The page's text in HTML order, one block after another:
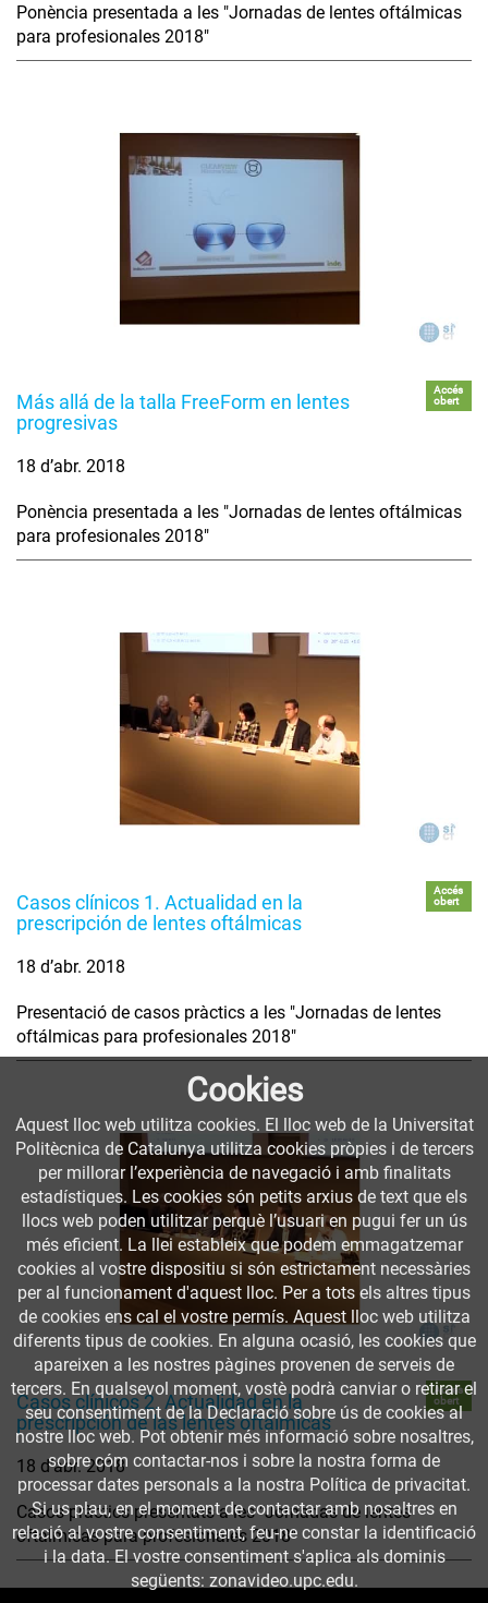
Ponència presentada a les "Jornadas de lentes oftálmicas
para profesionales 2018"
Más allá de la talla FreeForm en lentes
progresivas
Accés
obert
18 d’abr. 2018
Ponència presentada a les "Jornadas de lentes oftálmicas
para profesionales 2018"
Casos clínicos 1. Actualidad en la
prescripción de lentes oftálmicas
Accés
obert
18 d’abr. 2018
Presentació de casos pràctics a les "Jornadas de lentes
oftálmicas para profesionales 2018"
Casos clínicos 2. Actualidad en la
prescripción de las lentes oftálmicas
Accés
obert
18 d’abr. 2018
Casos pràctics presentats a les "Jornadas de lentes
oftálmicas para profesionales 2018"
Cookies
Aquest lloc web utilitza cookies. El lloc web de la Universitat
Politècnica de Catalunya utilitza cookies pròpies i de tercers
per millorar l’experiència de navegació i amb finalitats
estadístiques. Les cookies són petits arxius de text que els
llocs web poden utilitzar perquè l’usuari en pugui fer un ús
més eficient. La llei estableix que podem emmagatzemar
cookies al vostre dispositiu si són estrictament necessàries
per al funcionament d'aquest lloc. Per a tots els altres tipus
de cookies ens cal el vostre permís. Aquest lloc web utilitza
diferents tipus de cookies. En alguna ocasió, les cookies que
apareixen a les nostres pàgines provenen de serveis de
tercers. En qualsevol moment, vostè podrà canviar o retirar el
seu consentiment de la Declaració sobre ús de cookies al
nostre lloc web. Pot obtenir més informació sobre nosaltres,
sobre cóm contactar-nos i sobre la nostra forma de
processar dates personals a la nostra Política de privacitat.
Si us plau, en el moment de contactar amb nosaltres en
relació al vostre consentiment, feu-ne constar la identificació
i la data. El vostre consentiment s'aplica als dominis
següents: zonavideo.upc.edu.